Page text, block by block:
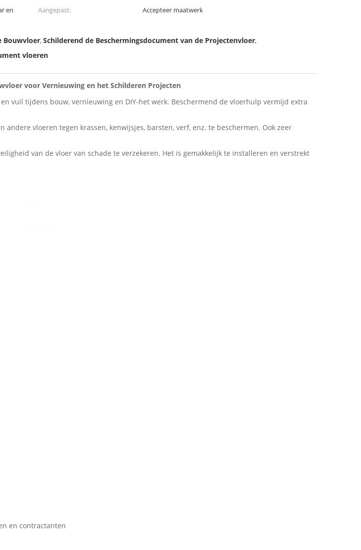
en
Aangepast: Accepteer maatwerk
Bouwvloer,Schilderend de Beschermingsdocument van de Projectenvloer,
vloeren
voor Vernieuwing en het Schilderen Projecten
vuil tijdens bouw, vernieuwing en DIY-het werk. Beschermend de vloerhulp vermijd extra
vloeren tegen krassen, kenwijsjes, barsten, verf, enz. te beschermen. Ook zeer
van de vloer van schade te verzekeren. Het is gemakkelijk te installeren en verstrekt
en contractanten